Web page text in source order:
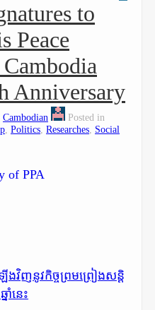
to
Peace
Anniversary
Cambodian
Posted in
Politics Researches Social
ងវិញនូវកិច្ចព្រមព្រៀងសន្តិ
នេះ